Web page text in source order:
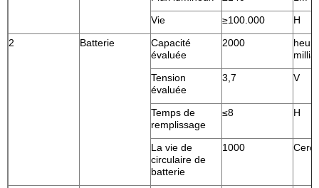
Vie
≥100.000
H
2
Batterie
Capacité
évaluée
2000
Tension
évaluée
3,7 V
Temps de
remplissage
≤8 H
La vie de
circulaire de
batterie
1000